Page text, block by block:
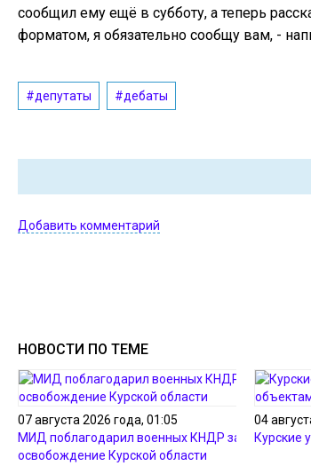
сообщил ему ещё в субботу, а теперь
форматом, я обязательно сообщу вам, -
#депутаты #дебаты
Добавить комментарий
НОВОСТИ ПО ТЕМЕ
07 августа 2026 года, 01:05
МИД поблагодарил военных КНДР за
освобождение Курской области
04
Курские